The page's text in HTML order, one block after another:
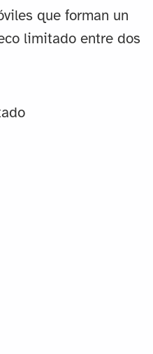
que forman un
limitado entre dos